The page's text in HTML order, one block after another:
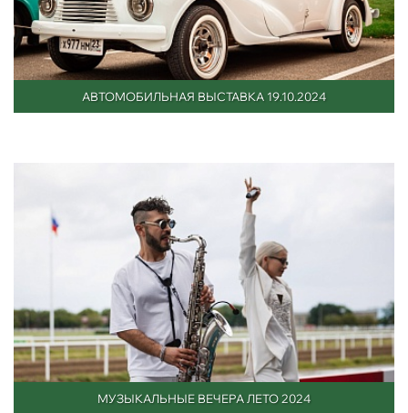
АВТОМОБИЛЬНАЯ ВЫСТАВКА 19.10.2024
МУЗЫКАЛЬНЫЕ ВЕЧЕРА ЛЕТО 2024